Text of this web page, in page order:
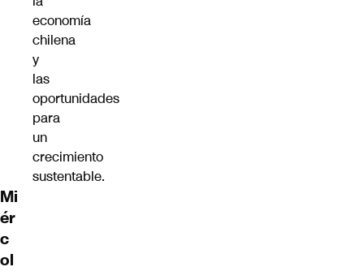
economía
chilena
y
las
oportunidades
para
un
crecimiento
sustentable.
Mi
ér
c
ol